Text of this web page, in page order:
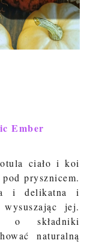
Ember
otula ciało i koi
prysznicem.
i delikatna i
jej.
o składniki
naturalną